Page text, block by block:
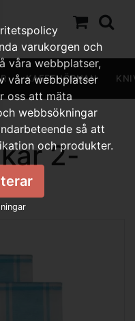
KAFFEHÖRNAN
2-
varukorgen och
våra webbplatser,
våra webbplatser
oss att mäta
webbsökningar
så att
och produkter.